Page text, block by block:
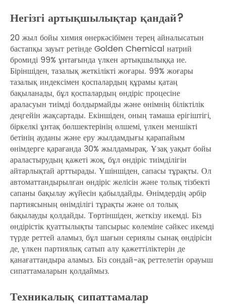
Негізгі артықшылықтар қандай?
20 жыл бойы химия өнеркәсібімен терең айналысатын
бастапқы зауыт ретінде Golden Chemical натрий
бромиді 99% ұнтағында үлкен артықшылыққа ие.
Біріншіден, тазалық жеткілікті жоғары. 99% жоғары
тазалық индексімен қоспалардың құрамы қатаң
бақыланады, бұл қоспалардың өндіріс процесіне
араласуын тиімді болдырмайды және өнімнің біліктілік
деңгейін жақсартады. Екіншіден, оның тамаша ерігіштігі,
біркелкі ұнтақ бөлшектерінің өлшемі, үлкен меншікті
бетінің ауданы және еру жылдамдығы қарапайым
өнімдерге қарағанда 30% жылдамырақ. Ұзақ уақыт бойы
араластырудың қажеті жоқ, бұл өндіріс тиімділігін
айтарлықтай арттырады. Үшіншіден, сапасы тұрақты. Ол
автоматтандырылған өндіріс желісін және толық тізбекті
сапаны бақылау жүйесін қабылдайды. Өнімдердің әрбір
партиясының өнімділігі тұрақты және ол толық
бақылауды қолдайды. Төртіншіден, жеткізу икемді. Біз
өндірістік қуаттылықты тапсырыс көлеміне сәйкес икемді
түрде реттей аламыз, бұл шағын сериялы сынақ өндірісін
де, үлкен партиялық сатып алу қажеттіліктерін де
қанағаттандыра аламыз. Біз сондай-ақ реттелетін орауыш
сипаттамаларын қолдаймыз.
Техникалық сипаттамалар